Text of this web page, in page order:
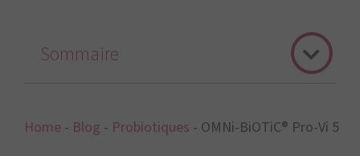
Home - Blog - Probiotiques - OMNi-BiOTiC® Pro-Vi 5
Sommaire